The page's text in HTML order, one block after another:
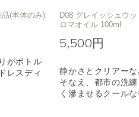
(本体のみ)
がボトル
レスディ
D08 グレイッシュウ
ロマオイル 100ml
5,500円
静かさとクリアー
そなえ、都市の洗
く滲ませるクールな